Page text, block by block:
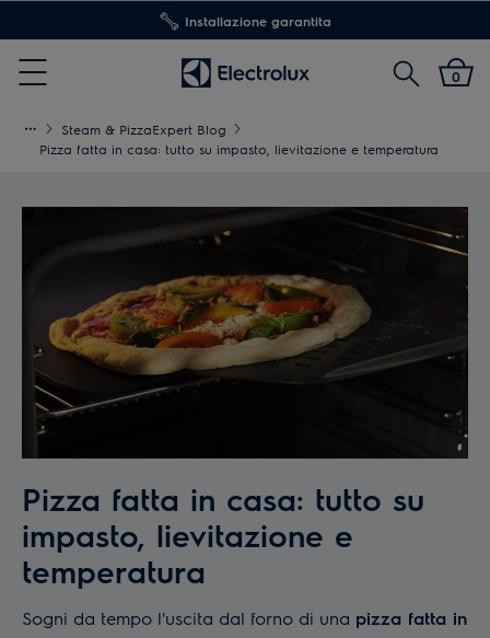
Installazione garantita
Menu
Cerca 0
Steam & PizzaExpert Blog
Pizza fatta in casa: tutto su impasto, lievitazione e temperatura
Pizza fatta in casa: tutto su
impasto, lievitazione e
temperatura
Sogni da tempo l'uscita dal forno di una pizza fatta in